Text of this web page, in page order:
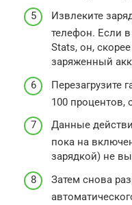
Извлеките
телефон. Если
Stats, он,
заряженный
Перезагрузите
100 процентов,
Данные
пока на
зарядкой) не
Затем снова